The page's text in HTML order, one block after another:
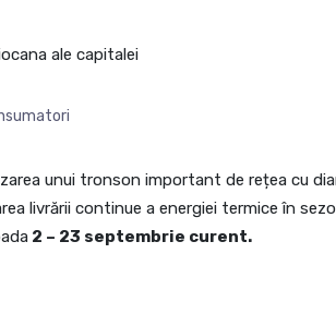
unui tronson important de rețea cu
livrării continue a energiei termice în
2 – 23 septembrie curent.